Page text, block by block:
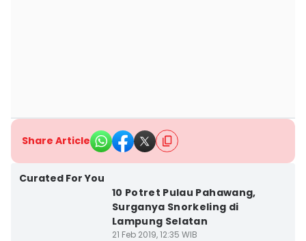
Share Article
Curated For You
10 Potret Pulau Pahawang,
Surganya Snorkeling di
Lampung Selatan
21 Feb 2019, 12:35 WIB